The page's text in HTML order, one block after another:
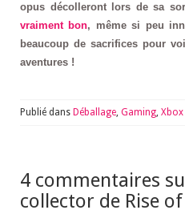
opus décolleront lors de sa
vraiment bon, même si peu
beaucoup de sacrifices pour
aventures !
Publié dans Déballage, Gaming, Xbox
4 commentaires
collector de Rise